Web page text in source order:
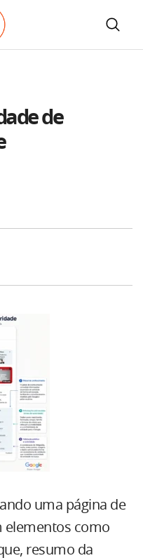
de
uma página de
elementos como
resumo da